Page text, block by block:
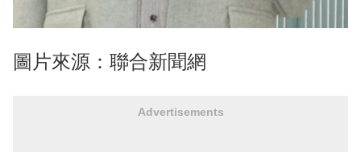
圖片來源：聯合新聞網
Advertisements